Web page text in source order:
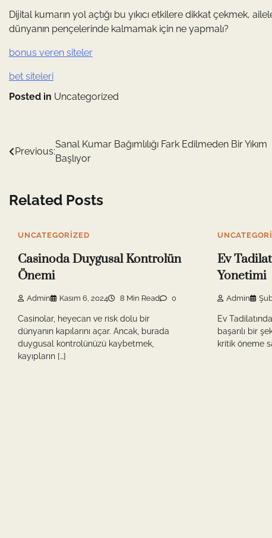
Dijital kumarın yol açtığı bu yıkıcı etkilere dikkat çekmek,
dünyanın pençelerinde kalmamak için ne yapmalı?
bonus veren siteler
bet siteleri
Posted in Uncategorized
Yazı
gezinmesi
Previous:
Sanal Kumar Bağımlılığı Fark Edilmeden Bir Yıkım
Başlıyor
Related Posts
UNCATEGORIZED
Casinoda Duygusal Kontrolün
Önemi
Admin Kasım 6, 2024 8 Min Read 0
Casinolar, heyecan ve risk dolu bir
dünyanın kapılarını açar. Ancak, burada
duygusal kontrolünüzü kaybetmek,
kayıpların […]
Ev
Yonetimi
Admin
Ev
başarılı bir
kritik öneme